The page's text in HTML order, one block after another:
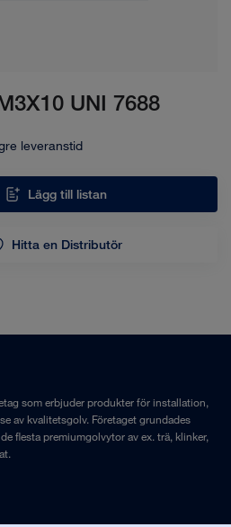
UNI 7688
leveranstid
Hitta en Distributör
Lägg till listan
som erbjuder produkter för installation,
av kvalitetsgolv. Företaget grundades
flesta premiumgolvytor av ex. trä, klinker,